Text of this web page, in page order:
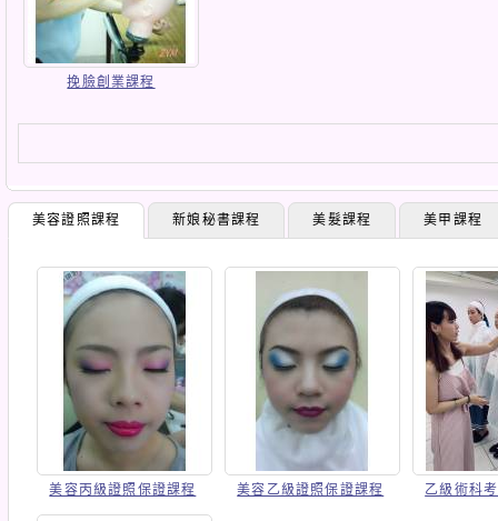
挽臉創業課程
美容證照課程 新娘秘書課程 美髮課程 美甲課程
美容丙級證照保證課程 美容乙級證照保證課程 乙級術科